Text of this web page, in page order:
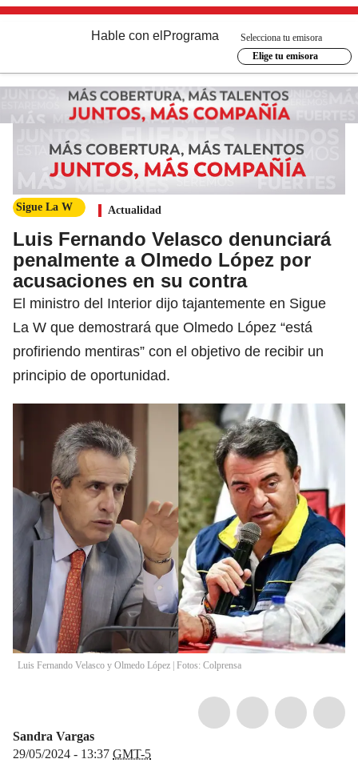
Hable con el Programa
Selecciona tu emisora
Elige tu emisora
Sigue La W Actualidad
Luis Fernando Velasco denunciará
penalmente a Olmedo López por
acusaciones en su contra
El ministro del Interior dijo tajantemente en Sigue
La W que demostrará que Olmedo López “está
profiriendo mentiras” con el objetivo de recibir un
principio de oportunidad.
Luis Fernando Velasco y Olmedo López | Fotos: Colprensa
Sandra Vargas
29/05/2024 - 13:37 GMT-5